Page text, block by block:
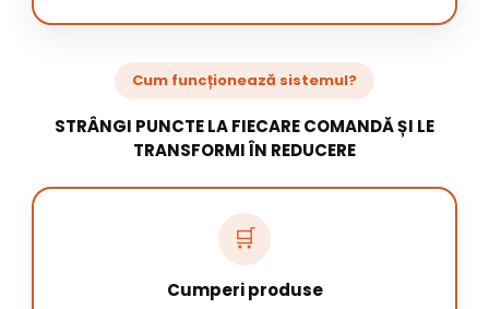
Cum funcționează sistemul?
STRÂNGI PUNCTE LA FIECARE COMANDĂ ȘI LE
TRANSFORMI ÎN REDUCERE
🛒
Cumperi produse